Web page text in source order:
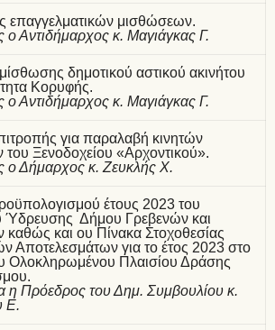
επαγγελματικών μισθώσεων.
ο Αντιδήμαρχος κ. Μαγιάγκας Γ.
δημοτικού αστικού ακινήτου
Κορυφής.
ο Αντιδήμαρχος κ. Μαγιάγκας Γ.
για παραλαβή κινητών
Ξενοδοχείου «Αρχοντικού».
ο Δήμαρχος κ. Ζευκλής Χ.
έτους 2023 του
Ύδρευσης Δήμου Γρεβενών και
καθώς και ου Πίνακα Στοχοθεσίας
Αποτελεσμάτων για το έτος 2023 στο
Ολοκληρωμένου Πλαισίου Δράσης
η Πρόεδρος του Δημ. Συμβουλίου κ.
Ε.